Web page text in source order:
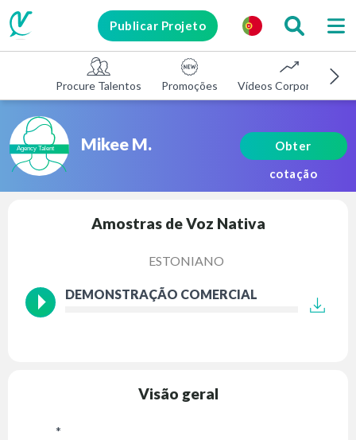
Publicar Projeto
Procure Talentos Promoções Vídeos Corporativos
Mikee M.
Obter
cotação
Amostras de Voz Nativa
ESTONIANO
DEMONSTRAÇÃO COMERCIAL
Visão geral
*